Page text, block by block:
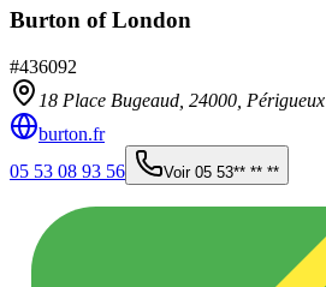
Burton of London
#436092
18 Place Bugeaud, 24000 Périgueux
burton.fr
05 53 08 93 56
Voir 05 53** ** **